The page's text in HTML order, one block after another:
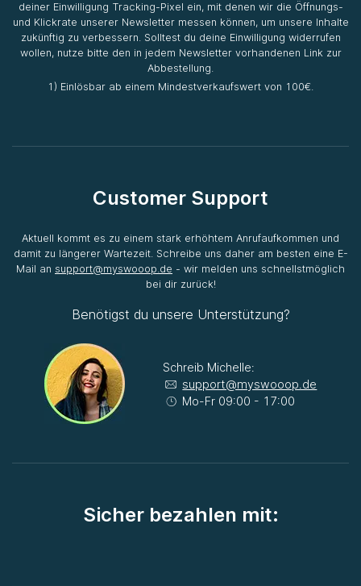
deiner Einwilligung Tracking-Pixel ein, mit denen wir die Öffnungs-
und Klickrate unserer Newsletter messen können, um unsere Inhalte
zukünftig zu verbessern. Solltest du deine Einwilligung widerrufen
wollen, nutze bitte den in jedem Newsletter vorhandenen Link zur
Abbestellung.
1) Einlösbar ab einem Mindestverkaufswert von 100€.
Customer Support
Aktuell kommt es zu einem stark erhöhtem Anrufaufkommen und
damit zu längerer Wartezeit. Schreibe uns daher am besten eine E-
Mail an support@myswooop.de - wir melden uns schnellstmöglich
bei dir zurück!
Benötigst du unsere Unterstützung?
Schreib Michelle:
support@myswooop.de
Mo-Fr 09:00 - 17:00
Sicher bezahlen mit: